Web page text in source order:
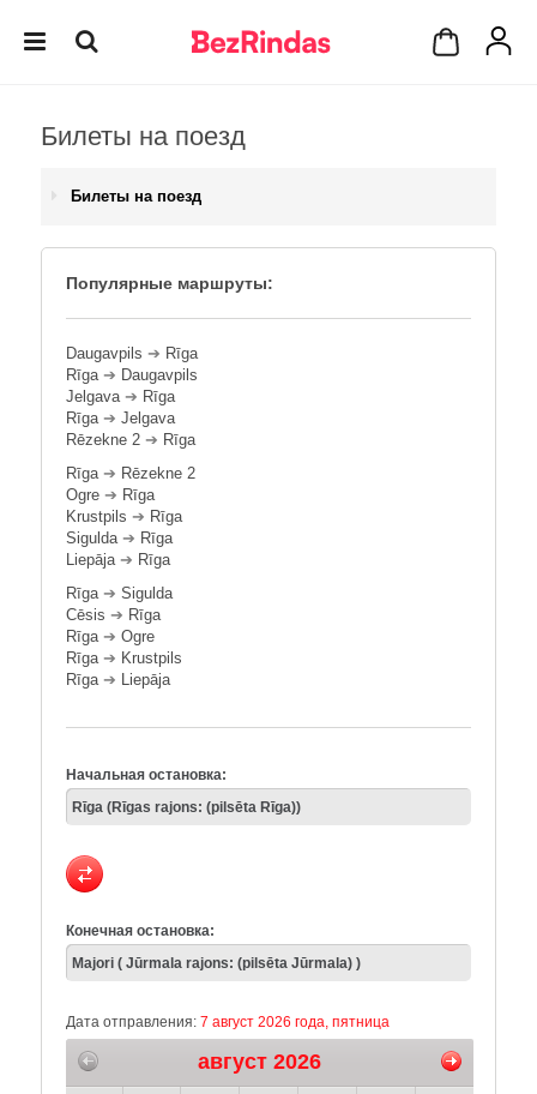
Билеты на поезд
Билеты на поезд
Популярные маршруты:
Daugavpils ➔ Rīga
Rīga➔ Daugavpils
Jelgava➔ Rīga
Rīga➔ Jelgava
Rēzekne 2 ➔ Rīga
Rīga➔ Rēzekne 2
Ogre ➔ Rīga
Krustpils ➔ Rīga
Sigulda➔ Rīga
Liepāja➔ Rīga
Rīga➔ Sigulda
Cēsis ➔ Rīga
Rīga➔ Ogre
Rīga➔ Krustpils
Rīga➔ Liepāja
Начальная остановка:
Конечная остановка:
Дата отправления: 7 август 2026 года, пятница
август 2026